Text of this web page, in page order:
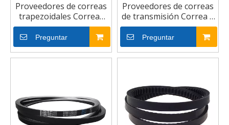
Proveedores de correas
trapezoidales Correas
trapezoidales
industriales
Preguntar
Proveedores de correas
de transmisión Correa V
personalizada
Preguntar